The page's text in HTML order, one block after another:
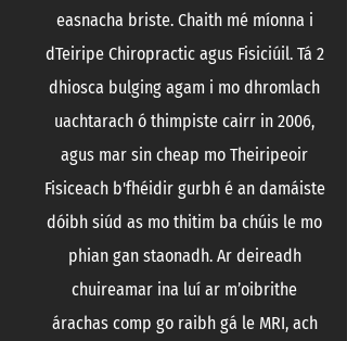
NICOLE VISSER, THE
easnacha briste. Chaith mé míonna i
dTeiripe Chiropractic agus Fisiciúil. Tá 2
dhiosca bulging agam i mo dhromlach
uachtarach ó thimpiste cairr in 2006,
agus mar sin cheap mo Theiripeoir
Fisiceach b'fhéidir gurbh é an damáiste
dóibh siúd as mo thitim ba chúis le mo
phian gan staonadh. Ar deireadh
chuireamar ina luí ar m’oibrithe
árachas comp go raibh gá le MRI, ach